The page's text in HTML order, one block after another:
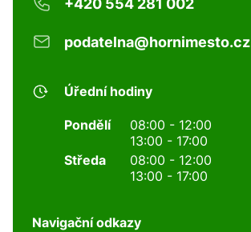
podatelna@hornimesto.cz
Úřední hodiny
Pondělí
08:00 - 12:00
13:00 - 17:00
Středa
08:00 - 12:00
13:00 - 17:00
Navigační odkazy